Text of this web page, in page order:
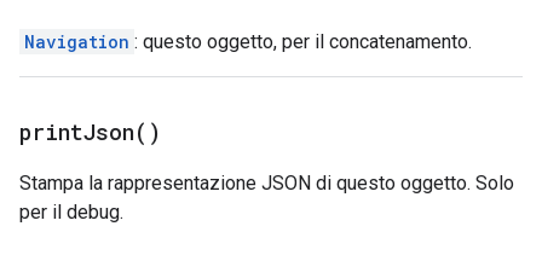
Navigation : questo oggetto, per il concatenamento.
printJson( )
Stampa la rappresentazione JSON di questo oggetto. Solo
per il debug.